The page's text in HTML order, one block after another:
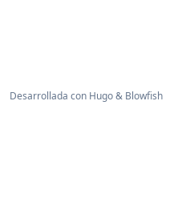
Desarrollada con Hugo& Blowfish